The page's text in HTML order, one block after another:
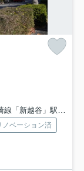
新越谷」駅 徒歩10分
ノベーション済